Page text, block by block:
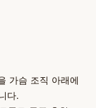
가슴 조직 아래에
다.